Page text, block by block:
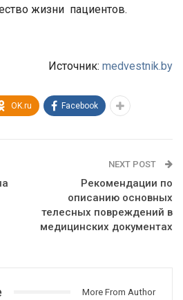
жизни пациентов.
Источник: medvestnik.by
OK.ru Facebook
NEXT POST
Рекомендации по
описанию основных
телесных повреждений в
медицинских документах
More From Author